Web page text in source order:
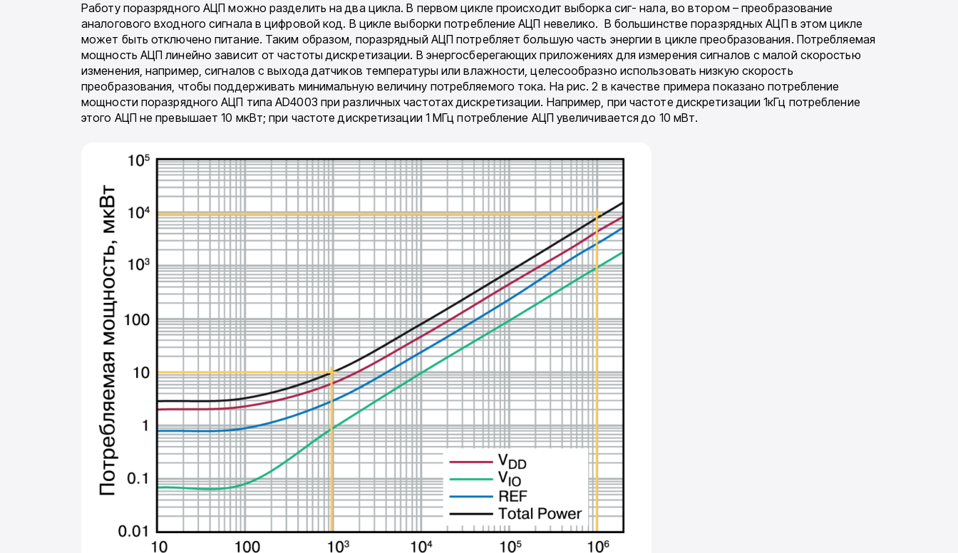
Работу поразрядного АЦП можно разделить на два цикла. В первом цикле происходит выборка сиг- нала, во втором – преобразование
аналогового входного сигнала в цифровой код. В цикле выборки потребление АЦП невелико. В большинстве поразрядных АЦП в этом цикле
может быть отключено питание. Таким образом, поразрядный АЦП потребляет большую часть энергии в цикле преобразования. Потребляемая
мощность АЦП линейно зависит от частоты дискретизации. В энергосберегающих приложениях для измерения сигналов с малой скоростью
изменения, например, сигналов с выхода датчиков температуры или влажности, целесообразно использовать низкую скорость
преобразования, чтобы поддерживать минимальную величину потребляемого тока. На рис. 2 в качестве примера показано потребление
мощности поразрядного АЦП типа AD4003 при различных частотах дискретизации. Например, при частоте дискретизации 1кГц потребление
этого АЦП не превышает 10 мкВт; при частоте дискретизации 1 МГц потребление АЦП увеличивается до 10 мВт.